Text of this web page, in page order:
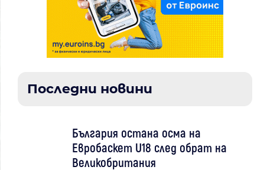
Последни новини
България остана осма на
Евробаскет U18 след обрат на
Великобритания